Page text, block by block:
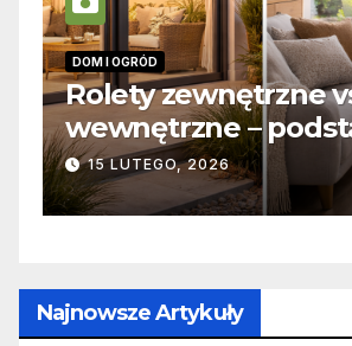
vs
– podstawowe
i
jak
19
Najnowsze Artykuły